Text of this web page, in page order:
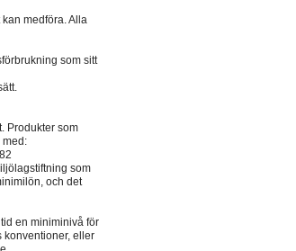
medföra. Alla
som sitt
Produkter som
med:
som
och det
en miniminivå för
konventioner, eller